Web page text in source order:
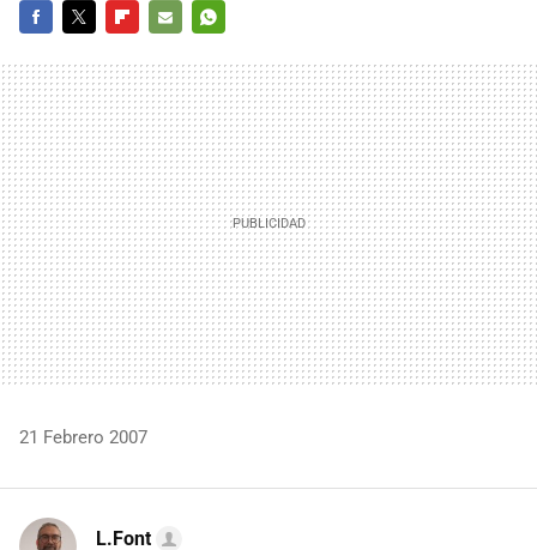
MAIL
21 Febrero 2007
L.Font